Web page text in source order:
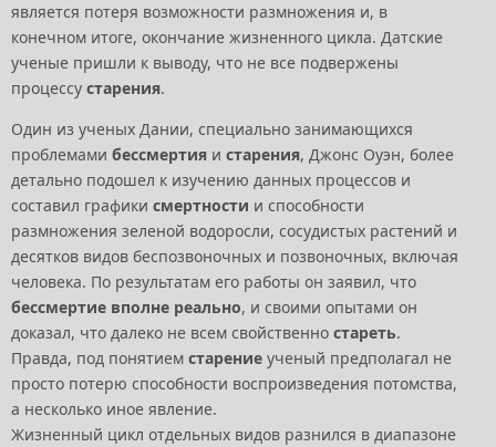
является потеря возможности размножения и, в
конечном итоге, окончание жизненного цикла. Датские
ученые пришли к выводу, что не все подвержены
процессу старения.
Один из ученых Дании, специально занимающихся
проблемами бессмертия и старения, Джонс Оуэн, более
детально подошел к изучению данных процессов и
составил графики смертности и способности
размножения зеленой водоросли, сосудистых растений и
десятков видов беспозвоночных и позвоночных, включая
человека. По результатам его работы он заявил, что
бессмертие вполне реально, и своими опытами он
доказал, что далеко не всем свойственно стареть.
Правда, под понятием старение ученый предполагал не
просто потерю способности воспроизведения потомства,
а несколько иное явление.
Жизненный цикл отдельных видов разнился в диапазоне